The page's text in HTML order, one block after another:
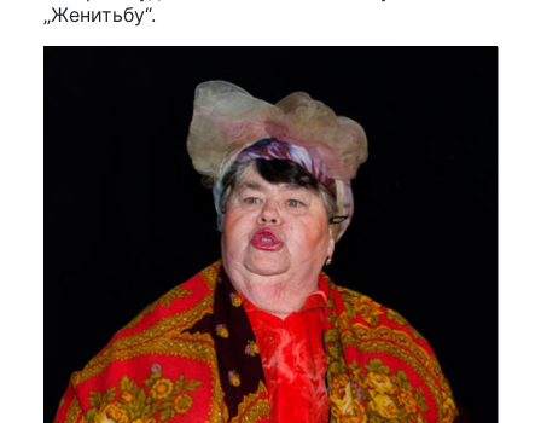
„Женитьбу“.